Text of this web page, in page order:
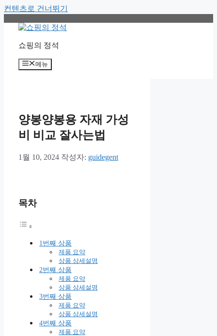
컨텐츠로 건너뛰기
쇼핑의 정석
메뉴
양봉양봉용 자재 가성
비 비교 잘사는법
1월 10, 2024 작성자: guidegent
목차
1번째 상품
제품 요약
상품 상세설명
2번째 상품
제품 요약
상품 상세설명
3번째 상품
제품 요약
상품 상세설명
4번째 상품
제품 요약